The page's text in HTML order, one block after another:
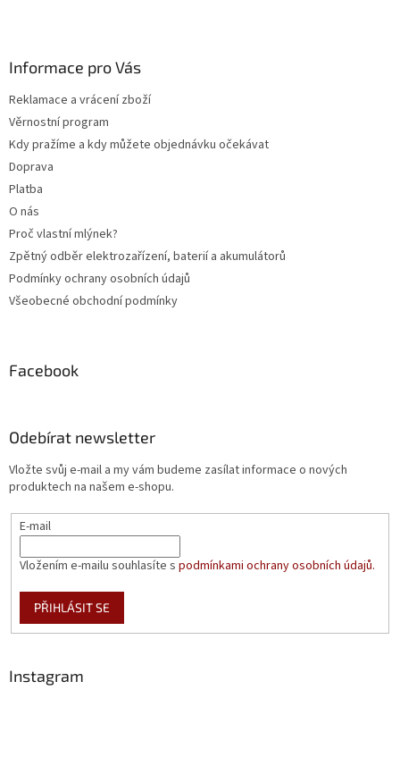
Informace pro Vás
Reklamace a vrácení zboží
Věrnostní program
Kdy pražíme a kdy můžete objednávku očekávat
Doprava
Platba
O nás
Proč vlastní mlýnek?
Zpětný odběr elektrozařízení, baterií a akumulátorů
Podmínky ochrany osobních údajů
Všeobecné obchodní podmínky
Facebook
Odebírat newsletter
Vložte svůj e-mail a my vám budeme zasílat informace o nových
produktech na našem e-shopu.
E-mail
Vložením e-mailu souhlasíte s podmínkami ochrany osobních údajů.
PŘIHLÁSIT SE
Instagram